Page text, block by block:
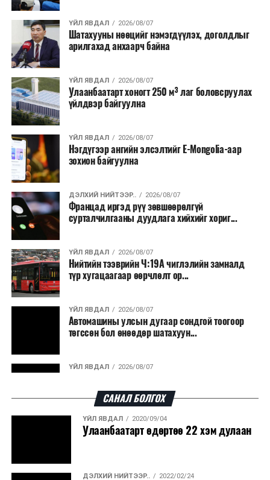
ҮЙЛ ЯВДАЛ 2026/08/07
Шатахууны нөөцийг нэмэгдүүлэх, доголдлыг
арилгахад анхаарч байна
ҮЙЛ ЯВДАЛ 2026/08/07
Улаанбаатарт хоногт 250 м³ лаг боловсруулах
үйлдвэр байгуулна
ҮЙЛ ЯВДАЛ 2026/08/07
Нэгдүгээр ангийн элсэлтийг E-Mongolia-аар
зохион байгуулна
ДЭЛХИЙ НИЙТЭЭР.. 2026/08/07
Францад иргэд рүү зөвшөөрөлгүй
сурталчилгааны дуудлага хийхийг хориг...
ҮЙЛ ЯВДАЛ 2026/08/07
Нийтийн тээврийн Ч:19А чиглэлийн замналд
түр хугацаагаар өөрчлөлт ор...
ҮЙЛ ЯВДАЛ 2026/08/07
Автомашины улсын дугаар сондгой тоогоор
төгссөн бол өнөөдөр шатахуун...
ҮЙЛ ЯВДАЛ 2026/08/07
ДЭЛХИЙ НИЙТЭЭР..
“Уралдронзавод” компанийн ерөнхий
САНАЛ БОЛГОХ
ҮЙЛ ЯВДАЛ 2020/09/04
Улаанбаатарт өдөртөө 22 хэм дулаан
ДЭЛХИЙ НИЙТЭЭР.. 2022/02/24